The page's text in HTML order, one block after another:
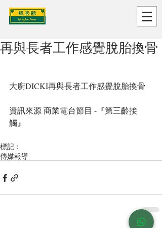
再與長者工作感覺脫胎換骨
大廚DICKI再與長者工作感覺脫胎換骨
資訊來源 商業電台節目 -『第三齡接
觸』
標記：
傳媒報導